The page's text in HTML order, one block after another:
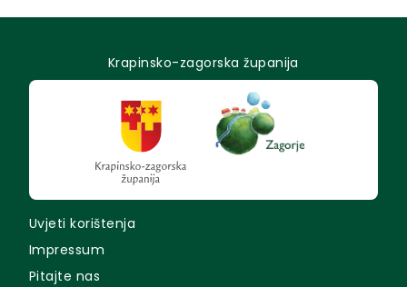
Krapinsko-zagorska županija
Uvjeti korištenja
Impressum
Pitajte nas